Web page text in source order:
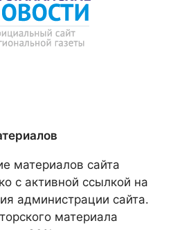
материалов сайта
с активной ссылкой на
администрации сайта.
материала